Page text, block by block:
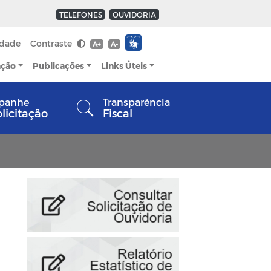
TELEFONES OUVIDORIA
Contraste A+ A-
Publicações Links Úteis
Transparência
Fiscal